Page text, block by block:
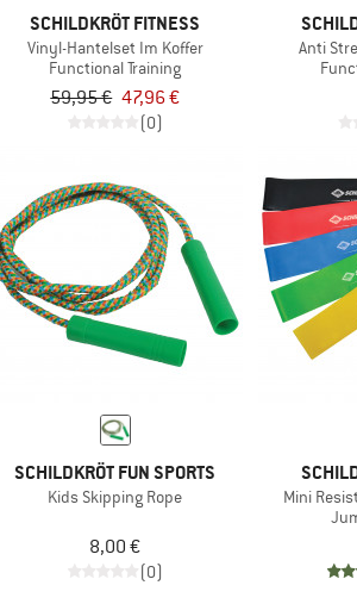
SCHILDKRÖT FITNESS
Vinyl-Hantelset Im Koffer
Functional Training
59,95 € 47,96 €
(0)
Anti
SCHILDKRÖT FUN SPORTS
Kids Skipping Rope
8,00 €
(0)
Mini